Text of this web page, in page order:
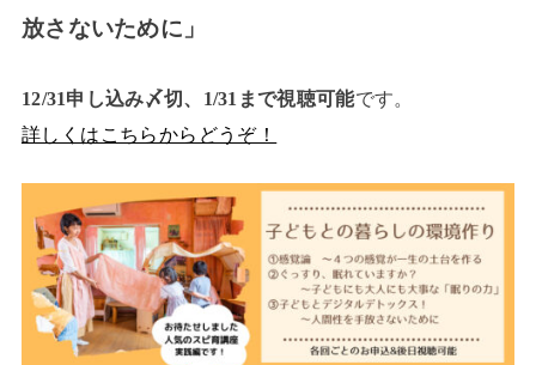
放さないために」
12/31申し込み〆切、1/31まで視聴可能です。
詳しくはこちらからどうぞ！